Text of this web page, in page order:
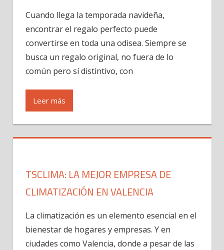
Cuando llega la temporada navideña,
encontrar el regalo perfecto puede
convertirse en toda una odisea. Siempre se
busca un regalo original, no fuera de lo
común pero sí distintivo, con
Leer más
TSCLIMA: LA MEJOR EMPRESA DE
CLIMATIZACIÓN EN VALENCIA
La climatización es un elemento esencial en el
bienestar de hogares y empresas. Y en
ciudades como Valencia, donde a pesar de las